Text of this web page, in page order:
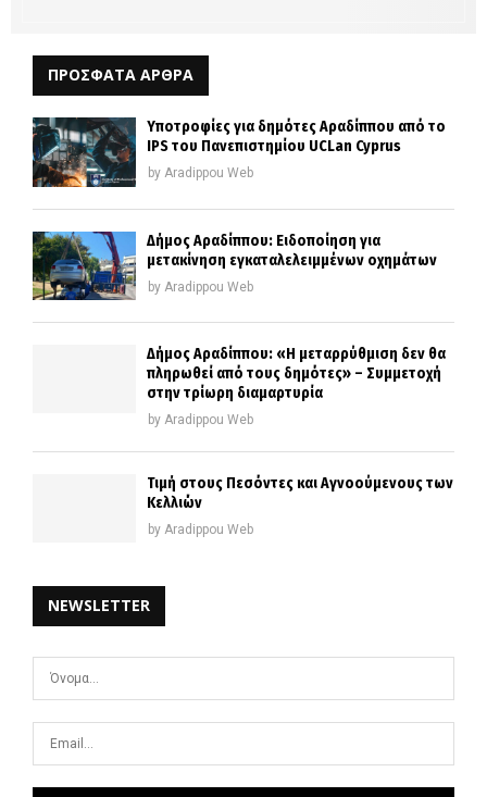
ΠΡΟΣΦΑΤΑ ΑΡΘΡΑ
Υποτροφίες για δημότες Αραδίππου από το
IPS του Πανεπιστημίου UCLan Cyprus
by Aradippou Web
Δήμος Αραδίππου: Ειδοποίηση για
μετακίνηση εγκαταλελειμμένων οχημάτων
by Aradippou Web
Δήμος Αραδίππου: «Η μεταρρύθμιση δεν θα
πληρωθεί από τους δημότες» – Συμμετοχή
στην τρίωρη διαμαρτυρία
by Aradippou Web
Τιμή στους Πεσόντες και Αγνοούμενους των
Κελλιών
by Aradippou Web
NEWSLETTER